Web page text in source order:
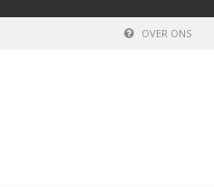
OVER ONS